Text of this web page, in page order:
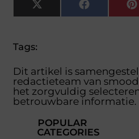
X
(Twitter)
Facebook
Tags:
Dit artikel is
redactieteam van
het zorgvuldig
betrouwbare informatie.
POPULAR
CATEGORIES